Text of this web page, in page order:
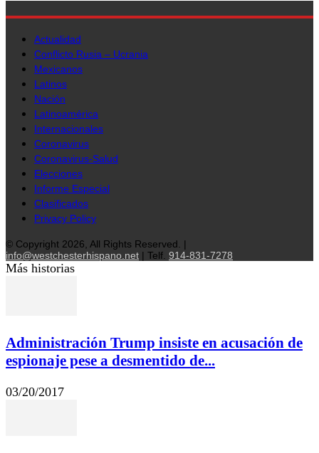
Actualidad
Conflicto Rusia – Ucrania
Mexicanos
Latinos
Nación
Latinoamérica
Internacionales
Coronavirus
Coronavirus-Salud
Elecciones
Informe Especial
Clasificados
Privacy Policy
© Copyright 2026, All Rights Reserved. |
info@westchesterhispano.net | Telf. 914-831-7278
Más historias
Administración Trump insiste en acusación de
espionaje pese a desmentido de...
03/20/2017